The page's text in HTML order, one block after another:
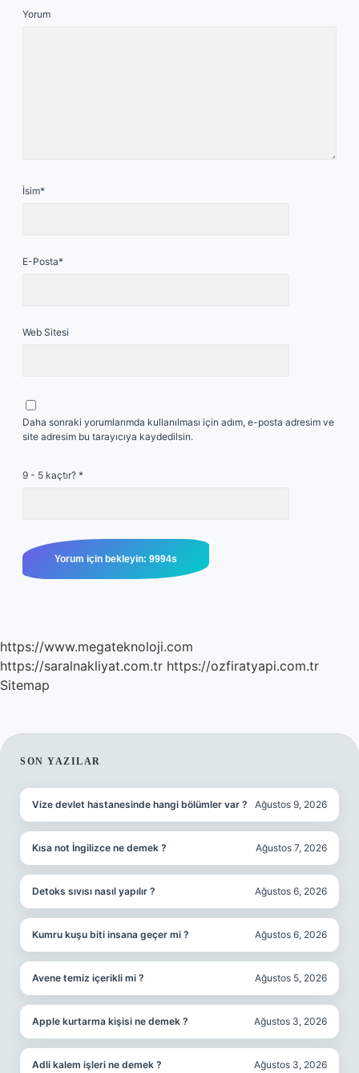
Yorum
İsim*
E-Posta*
Web Sitesi
Daha sonraki yorumlarımda kullanılması için adım, e-posta adresim ve
site adresim bu tarayıcıya kaydedilsin.
9 - 5 kaçtır? *
https://www.megateknoloji.com
https://saralnakliyat.com.tr https://ozfiratyapi.com.tr
Sitemap
SIDEBAR
SON YAZILAR
Vize devlet hastanesinde hangi bölümler var ? Ağustos 9, 2026
Kısa not İngilizce ne demek ? Ağustos 7, 2026
Detoks sıvısı nasıl yapılır ? Ağustos 6, 2026
Kumru kuşu biti insana geçer mi ? Ağustos 6, 2026
Avene temiz içerikli mi ? Ağustos 5, 2026
Apple kurtarma kişisi ne demek ? Ağustos 3, 2026
Adli kalem işleri ne demek ? Ağustos 3, 2026